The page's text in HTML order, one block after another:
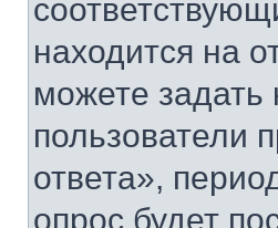
находится на
можете задать
пользователи
ответа»,
опрос будет